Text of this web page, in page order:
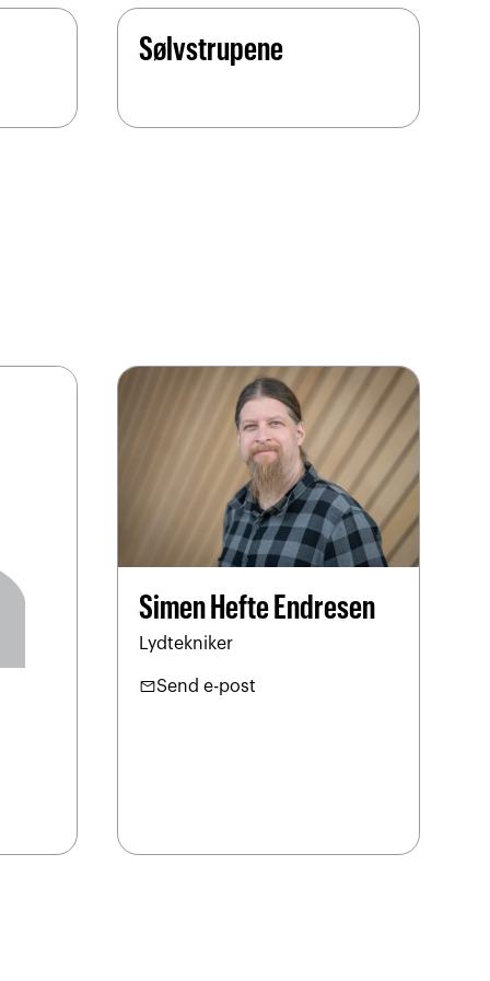
Sølvstrupene
Simen Hefte Endresen
Lydtekniker
mailSend e-post